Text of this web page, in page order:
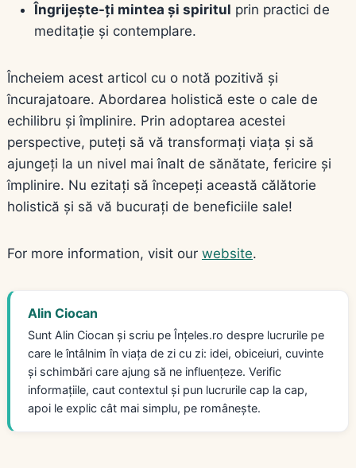
Îngrijește-ți mintea și spiritul prin practici de
meditație și contemplare.
Încheiem acest articol cu o notă pozitivă și
încurajatoare. Abordarea holistică este o cale de
echilibru și împlinire. Prin adoptarea acestei
perspective, puteți să vă transformați viața și să
ajungeți la un nivel mai înalt de sănătate, fericire și
împlinire. Nu ezitați să începeți această călătorie
holistică și să vă bucurați de beneficiile sale!
For more information, visit our website.
Alin Ciocan
Sunt Alin Ciocan și scriu pe Înțeles.ro despre lucrurile pe
care le întâlnim în viața de zi cu zi: idei, obiceiuri, cuvinte
și schimbări care ajung să ne influențeze. Verific
informațiile, caut contextul și pun lucrurile cap la cap,
apoi le explic cât mai simplu, pe românește.